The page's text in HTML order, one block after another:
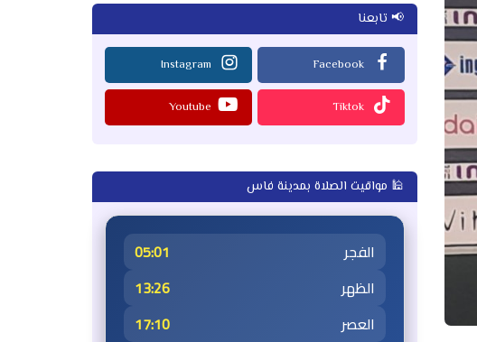
📢 تابعنا
Facebook
Instagram
Tiktok
Youtube
🕌 مواقيت الصلاة بمدينة فاس
الفجر
05:01
الظهر
13:26
العصر
17:10